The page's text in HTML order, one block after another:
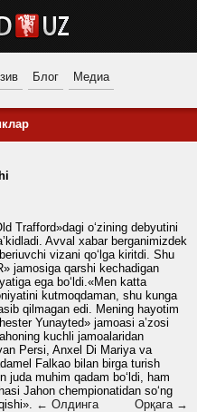
Блог Медиа
Trafford»dagi o‘zining debyutini
Avval xabar berganimizdek
vizani qo‘lga kiritdi. Shu
jamosiga qarshi kechadigan
ega bo‘ldi.«Men katta
kutmoqdaman, shu kunga
qilmagan edi. Mening hayotim
Yunayted» jamoasi a’zosi
kuchli jamoalaridan
Persi, Anxel Di Mariya va
Falkao bilan birga turish
juda muhim qadam bo‘ldi, ham
Jahon chempionatidan so‘ng
← Олдинга Орқага →